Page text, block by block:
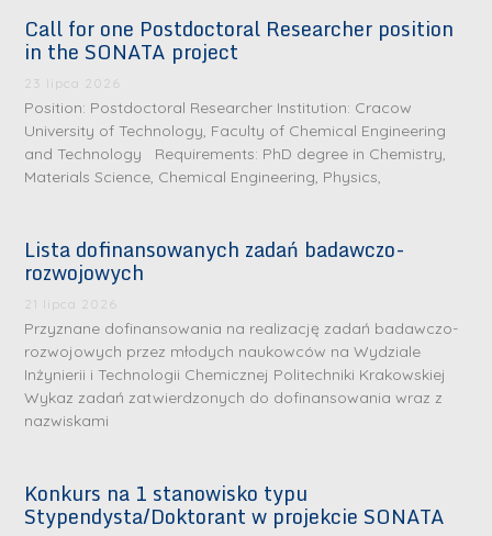
Call for one Postdoctoral Researcher position
in the SONATA project
23 lipca 2026
Position: Postdoctoral Researcher Institution: Cracow
University of Technology, Faculty of Chemical Engineering
and Technology Requirements: PhD degree in Chemistry,
Materials Science, Chemical Engineering, Physics,
Lista dofinansowanych zadań badawczo-
rozwojowych
21 lipca 2026
Przyznane dofinansowania na realizację zadań badawczo-
rozwojowych przez młodych naukowców na Wydziale
Inżynierii i Technologii Chemicznej Politechniki Krakowskiej
Wykaz zadań zatwierdzonych do dofinansowania wraz z
nazwiskami
Konkurs na 1 stanowisko typu
Stypendysta/Doktorant w projekcie SONATA